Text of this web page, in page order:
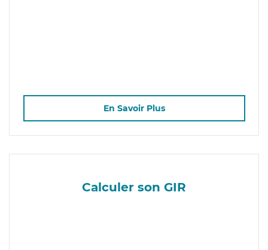
En Savoir Plus
Calculer son GIR